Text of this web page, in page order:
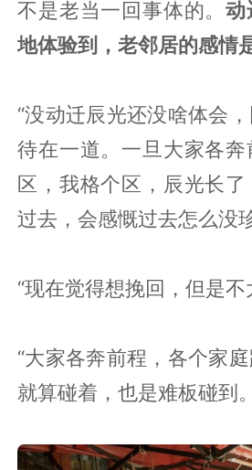
不是老当一回事体的。动
地体验到，老邻居的感情
“没动迁辰光还没啥体会
待在一道。一旦大家各
区，我格个区，辰光长
过去，会感慨过去怎么没
“现在觉得想挽回，但是不
“大家各奔前程，各个家庭
就算碰着，也是难板碰到